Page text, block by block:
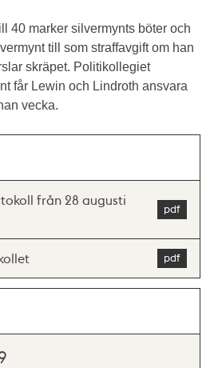
40 marker silvermynts böter och
till som straffavgift om han
skräpet. Politikollegiet
får Lewin och Lindroth ansvara
vecka.
från 28 augusti